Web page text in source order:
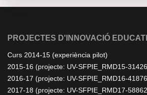
PROJECTES D'INNOVACIÓ
Curs 2014-15 (experiència pilot)
2015-16 (projecte: UV-SFPIE_RMD15-
2016-17 (projecte: UV-SFPIE_RMD16-
2017-18 (projecte: UV-SFPIE_RMD17-